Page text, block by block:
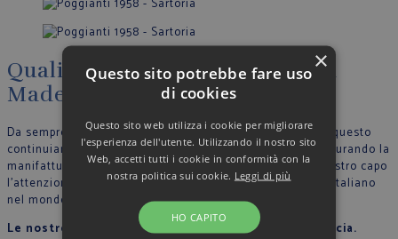
Qualità, artigianalità, eleganza
Made in Italy
Da sempre crediamo nella filosofia del Made in Italy, per questo
continuiamo a produrre nel nostro stabilimento in Italia, curando la
manifattura tutte le fase di lavoro e riportando in ogni nostro capo
l’attenzione per il dettaglio che contraddistingue lo stile Italiano
nel mondo.
Le nostre sarte cuciono con mani esperte ogni camicia.
×
Questo sito potrebbe fare uso
di cookies
Questo sito web utilizza i cookie per migliorare
l'esperienza dell'utente. Utilizzando il nostro sito
Web, accetti tutti i cookie in conformità con la
nostra politica sui cookie. Leggi di più
HO CAPITO